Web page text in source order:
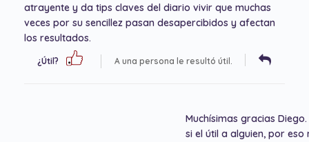
atrayente y da tips claves del diario vivir que muchas
veces por su sencillez pasan desapercibidos y afectan
los resultados.
¿Útil? A una persona le resultó útil.
Muchísimas gracias
si el útil a alguien, por